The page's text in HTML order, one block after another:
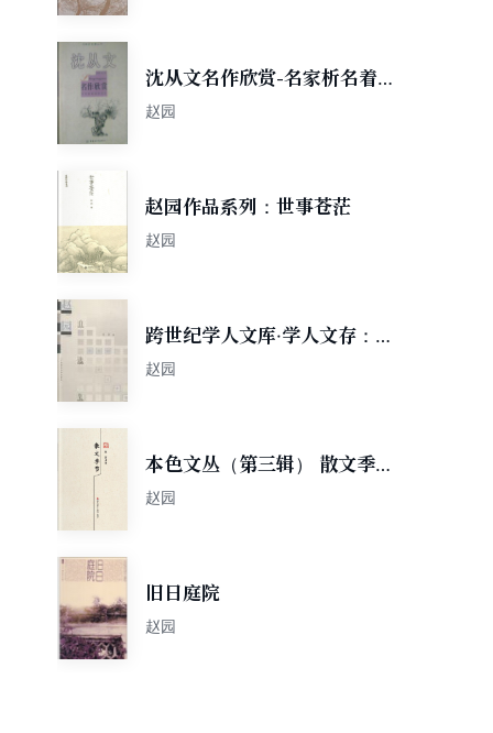
沈从文名作欣赏-名家析名着丛
书
赵园
赵园作品系列：世事苍茫
赵园
跨世纪学人文库·学人文存：赵
园自选集
赵园
本色文丛（第三辑） 散文季
节/赵园散文精选
赵园
旧日庭院
赵园